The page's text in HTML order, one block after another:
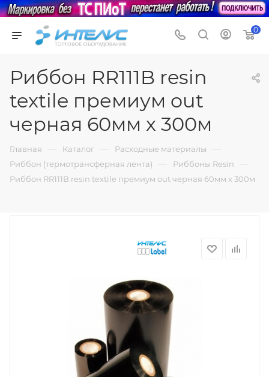
0
Риббон RR111B resin
textile премиум out
черная 60мм х 300м
Главная — Каталог — Расходные материалы —
Риббон (термотрансферная лента) — Риббоны Resin —
Риббон RR111B resin textile премиум out черная 60мм х 300м